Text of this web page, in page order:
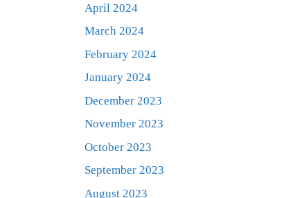
April 2024
March 2024
February 2024
January 2024
December 2023
November 2023
October 2023
September 2023
August 2023